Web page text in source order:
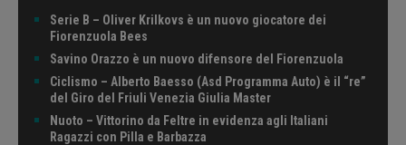
Serie B – Oliver Krilkovs è un nuovo giocatore dei
Fiorenzuola Bees
Savino Orazzo è un nuovo difensore del Fiorenzuola
Ciclismo – Alberto Baesso (Asd Programma Auto) è il “re”
del Giro del Friuli Venezia Giulia Master
Nuoto – Vittorino da Feltre in evidenza agli Italiani
Ragazzi con Pilla e Barbazza